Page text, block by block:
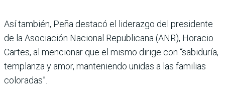
Así también, Peña destacó el liderazgo del presidente
de la Asociación Nacional Republicana (ANR), Horacio
Cartes, al mencionar que el mismo dirige con “sabiduría,
templanza y amor, manteniendo unidas a las familias
coloradas”.